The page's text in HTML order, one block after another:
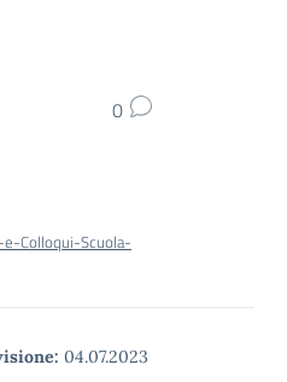
0
Colloqui-Scuola-
04.07.2023